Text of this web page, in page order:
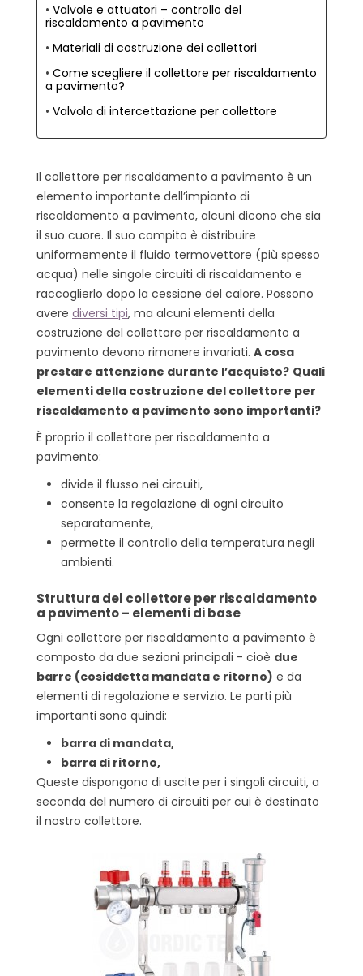
Valvole e attuatori – controllo del
riscaldamento a pavimento
Materiali di costruzione dei collettori
Come scegliere il collettore per riscaldamento
a pavimento?
Valvola di intercettazione per collettore
Il collettore per riscaldamento a pavimento è un
elemento importante dell’impianto di
riscaldamento a pavimento, alcuni dicono che sia
il suo cuore. Il suo compito è distribuire
uniformemente il fluido termovettore (più spesso
acqua) nelle singole circuiti di riscaldamento e
raccoglierlo dopo la cessione del calore. Possono
avere diversi tipi, ma alcuni elementi della
costruzione del collettore per riscaldamento a
pavimento devono rimanere invariati. A cosa
prestare attenzione durante l’acquisto? Quali
elementi della costruzione del collettore per
riscaldamento a pavimento sono importanti?
È proprio il collettore per riscaldamento a
pavimento:
divide il flusso nei circuiti,
consente la regolazione di ogni circuito
separatamente,
permette il controllo della temperatura negli
ambienti.
Struttura del collettore per riscaldamento
a pavimento – elementi di base
Ogni collettore per riscaldamento a pavimento è
composto da due sezioni principali - cioè due
barre (cosiddetta mandata e ritorno) e da
elementi di regolazione e servizio. Le parti più
importanti sono quindi:
barra di mandata,
barra di ritorno,
Queste dispongono di uscite per i singoli circuiti, a
seconda del numero di circuiti per cui è destinato
il nostro collettore.